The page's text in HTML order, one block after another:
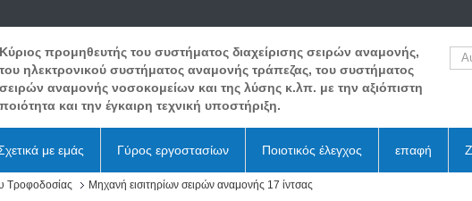
Κύριος προμηθευτής του συστήματος διαχείρισης σειρών αναμονής,
του ηλεκτρονικού συστήματος αναμονής τράπεζας, του συστήματος
σειρών αναμονής νοσοκομείων και της λύσης κ.λπ. με την αξιόπιστη
ποιότητα και την έγκαιρη τεχνική υποστήριξη.
με εμάς Γύρος εργοστασίων Ποιοτικός έλεγχος επαφή
Τροφοδοσίας Μηχανή εισιτηρίων σειρών αναμονής 17 ίντσας